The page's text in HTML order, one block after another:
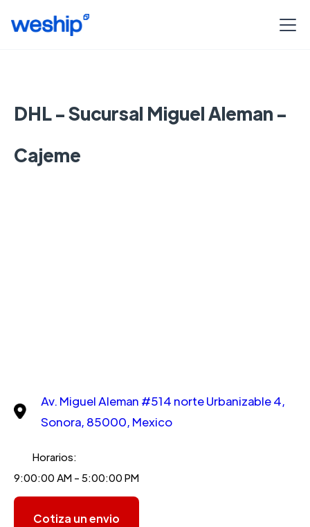
DHL - Sucursal Miguel Aleman -
Cajeme
Av. Miguel Aleman #514 norte Urbanizable 4,
Sonora, 85000, Mexico
Horarios:
9:00:00 AM - 5:00:00 PM
Cotiza un envio